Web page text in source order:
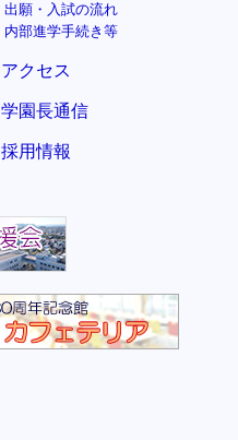
出願・入試の流れ
内部進学手続き等
アクセス
学園長通信
採用情報